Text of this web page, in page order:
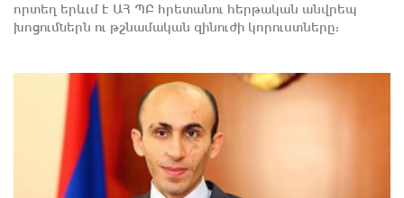
որտեղ երևւմ է ԱՀ ՊԲ հրետանու հերթական անվրեպ
խոցումներն ու թշնամական զինուժի կորուստները: